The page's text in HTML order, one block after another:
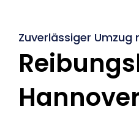
Zuverlässiger Umzug